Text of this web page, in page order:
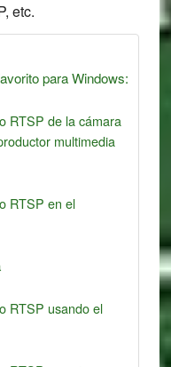
etc.
para Windows:
RTSP de la cámara
multimedia
RTSP en el
RTSP usando el